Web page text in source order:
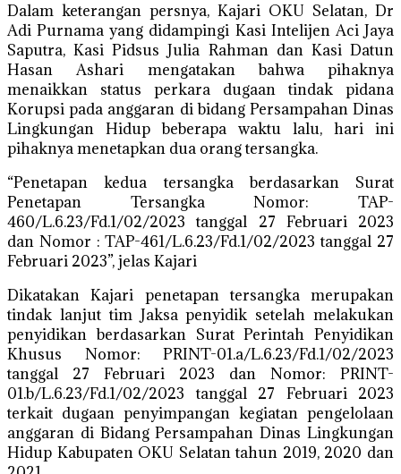
Dalam keterangan persnya, Kajari OKU Selatan, Dr
Adi Purnama yang didampingi Kasi Intelijen Aci Jaya
Saputra, Kasi Pidsus Julia Rahman dan Kasi Datun
Hasan Ashari mengatakan bahwa pihaknya
menaikkan status perkara dugaan tindak pidana
Korupsi pada anggaran di bidang Persampahan Dinas
Lingkungan Hidup beberapa waktu lalu, hari ini
pihaknya menetapkan dua orang tersangka.
“Penetapan kedua tersangka berdasarkan Surat
Penetapan Tersangka Nomor: TAP-
460/L.6.23/Fd.1/02/2023 tanggal 27 Februari 2023
dan Nomor : TAP-461/L.6.23/Fd.1/02/2023 tanggal 27
Februari 2023”, jelas Kajari
Dikatakan Kajari penetapan tersangka merupakan
tindak lanjut tim Jaksa penyidik setelah melakukan
penyidikan berdasarkan Surat Perintah Penyidikan
Khusus Nomor: PRINT-01.a/L.6.23/Fd.1/02/2023
tanggal 27 Februari 2023 dan Nomor: PRINT-
01.b/L.6.23/Fd.1/02/2023 tanggal 27 Februari 2023
terkait dugaan penyimpangan kegiatan pengelolaan
anggaran di Bidang Persampahan Dinas Lingkungan
Hidup Kabupaten OKU Selatan tahun 2019, 2020 dan